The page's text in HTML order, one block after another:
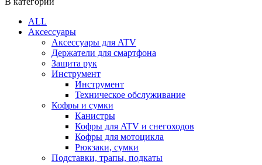
ALL
Аксессуары
Аксессуары для ATV
Держатели для смартфона
Защита рук
Инструмент
Инструмент
Техническое обслуживание
Кофры и сумки
Канистры
Кофры для ATV и снегоходов
Кофры для мотоцикла
Рюкзаки, сумки
Подставки, трапы, подкаты